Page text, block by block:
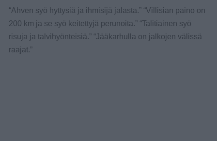
“Ahven syö hyttysiä ja ihmisijä jalasta.” “Villisian paino on
200 km ja se syö keitettyjä perunoita.” “Talitiainen syö
risuja ja talvihyönteisiä.” “Jääkarhulla on jalkojen välissä
raajat.”